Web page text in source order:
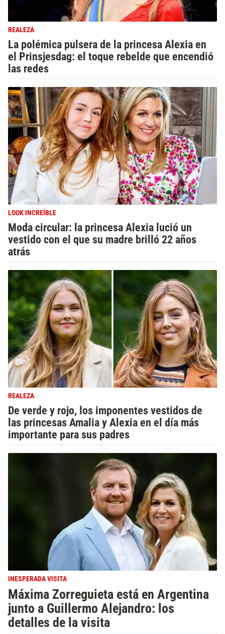
REALEZA
La polémica pulsera de la princesa Alexia en
el Prinsjesdag: el toque rebelde que encendió
las redes
LOOK INCREÍBLE
Moda circular: la princesa Alexia lució un
vestido con el que su madre brilló 22 años
atrás
REALEZA
De verde y rojo, los imponentes vestidos de
las princesas Amalia y Alexia en el día más
importante para sus padres
INESPERADA VISITA
Máxima Zorreguieta está en Argentina
junto a Guillermo Alejandro: los
detalles de la visita